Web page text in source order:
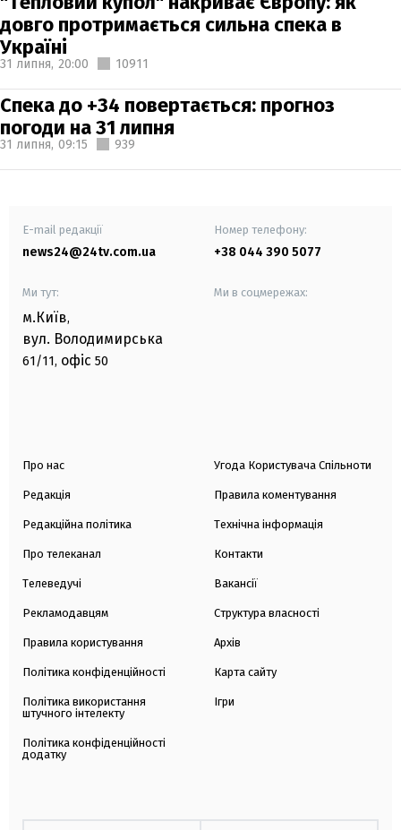
довго протримається сильна спека в
Україні
31 липня, 20:00 10911
Спека до +34 повертається: прогноз
погоди на 31 липня
31 липня, 09:15 939
E-mail редакції
news24@24tv.com.ua
Номер телефону:
+38 044 390 5077
Ми тут:
м.Київ,
вул. Володимирська
61/11, офіс 50
Ми в соцмережах:
Про нас
Редакція
Редакційна політика
Про телеканал
Телеведучі
Рекламодавцям
Правила користування
Політика конфіденційності
Політика використання
штучного інтелекту
Політика конфіденційності
додатку
Угода Користувача Спільноти
Правила коментування
Технічна інформація
Контакти
Вакансії
Структура власності
Архів
Карта сайту
Ігри